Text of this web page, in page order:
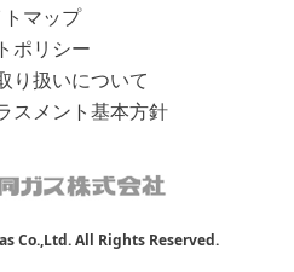
マップ
ポリシー
り扱いについて
スメント基本方針
Co.,Ltd. All Rights Reserved.